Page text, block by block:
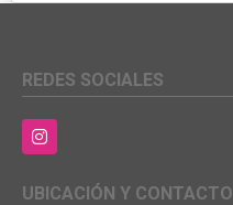
REDES SOCIALES
Instagram
UBICACIÓN Y CONTACTO